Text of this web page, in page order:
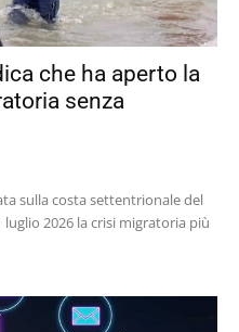
che ha aperto la
senza
sulla costa settentrionale del
2026 la crisi migratoria più